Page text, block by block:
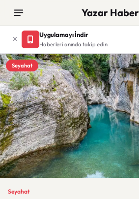
Yazar Haber
Uygulamayı İndir
Haberleri anında takip edin
Seyahat
Seyahat